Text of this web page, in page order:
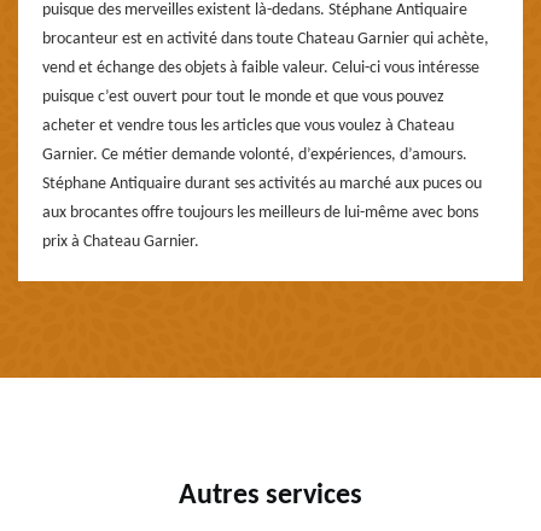
puisque des merveilles existent là-dedans. Stéphane Antiquaire
brocanteur est en activité dans toute Chateau Garnier qui achète,
vend et échange des objets à faible valeur. Celui-ci vous intéresse
puisque c’est ouvert pour tout le monde et que vous pouvez
acheter et vendre tous les articles que vous voulez à Chateau
Garnier. Ce métier demande volonté, d’expériences, d’amours.
Stéphane Antiquaire durant ses activités au marché aux puces ou
aux brocantes offre toujours les meilleurs de lui-même avec bons
prix à Chateau Garnier.
Autres services